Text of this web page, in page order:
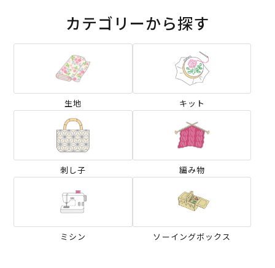
カテゴリーから探す
生地 キット
刺し子 編み物
ミシン ソーイングボックス